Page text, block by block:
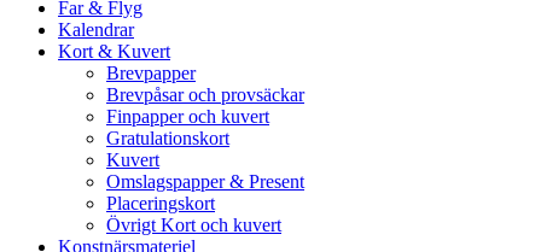
Far & Flyg
Kalendrar
Kort & Kuvert
Brevpapper
Brevpåsar och provsäckar
Finpapper och kuvert
Gratulationskort
Kuvert
Omslagspapper & Present
Placeringskort
Övrigt Kort och kuvert
Konstnärsmateriel